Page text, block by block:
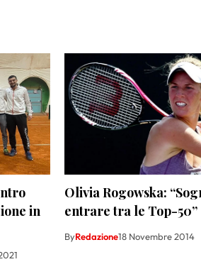
in
Olivia Rogowska:
entrare tra le Top-50”
ByRedazione18 Novembre 2014